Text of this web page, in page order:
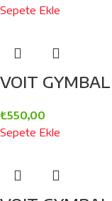
Sepete Ekle
VOIT
₺550,00
Sepete Ekle